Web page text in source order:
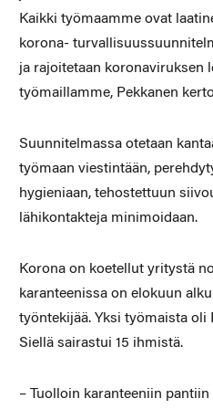
Kaikki työmaamme ovat
korona-t
ja rajoitetaan koronaviruksen
työmaillamme, Pekkanen
Suunnitelmassa otetaan
työmaan viestintään,
hygieniaan, tehostettuun
lähikontakteja minimoidaan.
Korona on koetellut yritystä
karanteenissa on elokuun
työntekijää. Yksi työmaista oli
Siellä sairastui 15 ihmistä.
– Tuolloin karanteeniin pantiin